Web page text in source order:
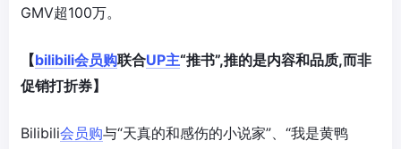
GMV超100万。
【bilibili会员购联合UP主“推书”,推的是内容和品质,而非
促销打折券】
Bilibili会员购与“天真的和感伤的小说家”、“我是黄鸭